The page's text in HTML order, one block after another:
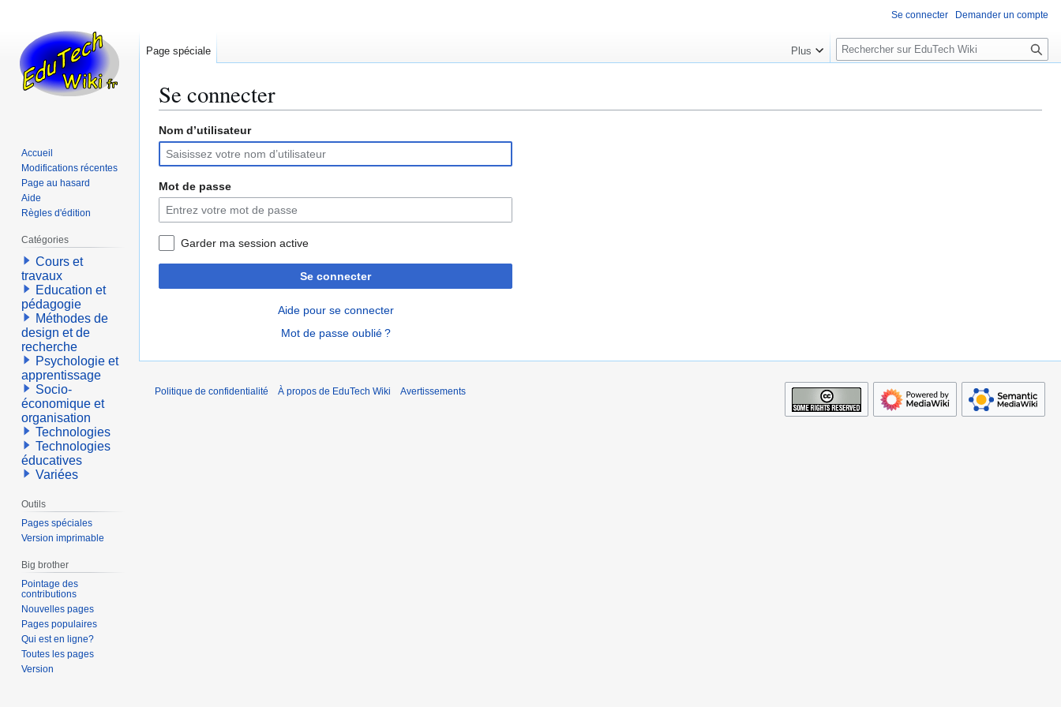
Se connecter
Aller
la
navigation
Aller
la
recherche
Nom d’utilisateur
Mot de passe
Garder ma session active
Se connecter
Aide pour se connecter
Mot de passe oublié ?
Se connecter Demander un compte
Page spéciale Plus
R
e
e
Accueil
Modifications récentes
Page au hasard
Aide
Règles d'édition
Catégories
Cours et
travaux
Education et
pédagogie
Méthodes de
design et de
recherche
Psychologie et
apprentissage
Socio-
économique et
organisation
Technologies
Technologies
éducatives
Variées
Outils
Pages spéciales
Version imprimable
Big brother
Pointage des
contributions
Nouvelles pages
Pages populaires
Qui est en ligne?
Toutes les pages
Version
Politique de confidentialité À propos de EduTech Wiki Avertissements